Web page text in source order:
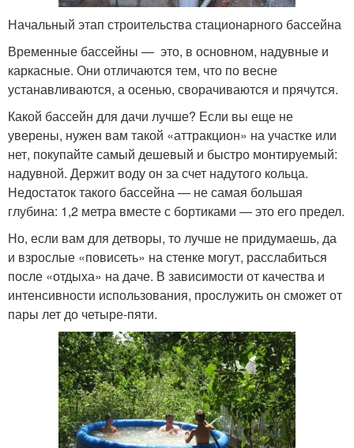
Начальный этап строительства стационарного бассейна
Временные бассейны — это, в основном, надувные и
каркасные. Они отличаются тем, что по весне
устанавливаются, а осенью, сворачиваются и прячутся.
Какой бассейн для дачи лучше? Если вы еще не
уверены, нужен вам такой «аттракцион» на участке или
нет, покупайте самый дешевый и быстро монтируемый:
надувной. Держит воду он за счет надутого кольца.
Недостаток такого бассейна — не самая большая
глубина: 1,2 метра вместе с бортиками — это его предел.
Но, если вам для детворы, то лучше не придумаешь, да
и взрослые «повисеть» на стенке могут, расслабиться
после «отдыха» на даче. В зависимости от качества и
интенсивности использования, прослужить он сможет от
пары лет до четыре-пяти.